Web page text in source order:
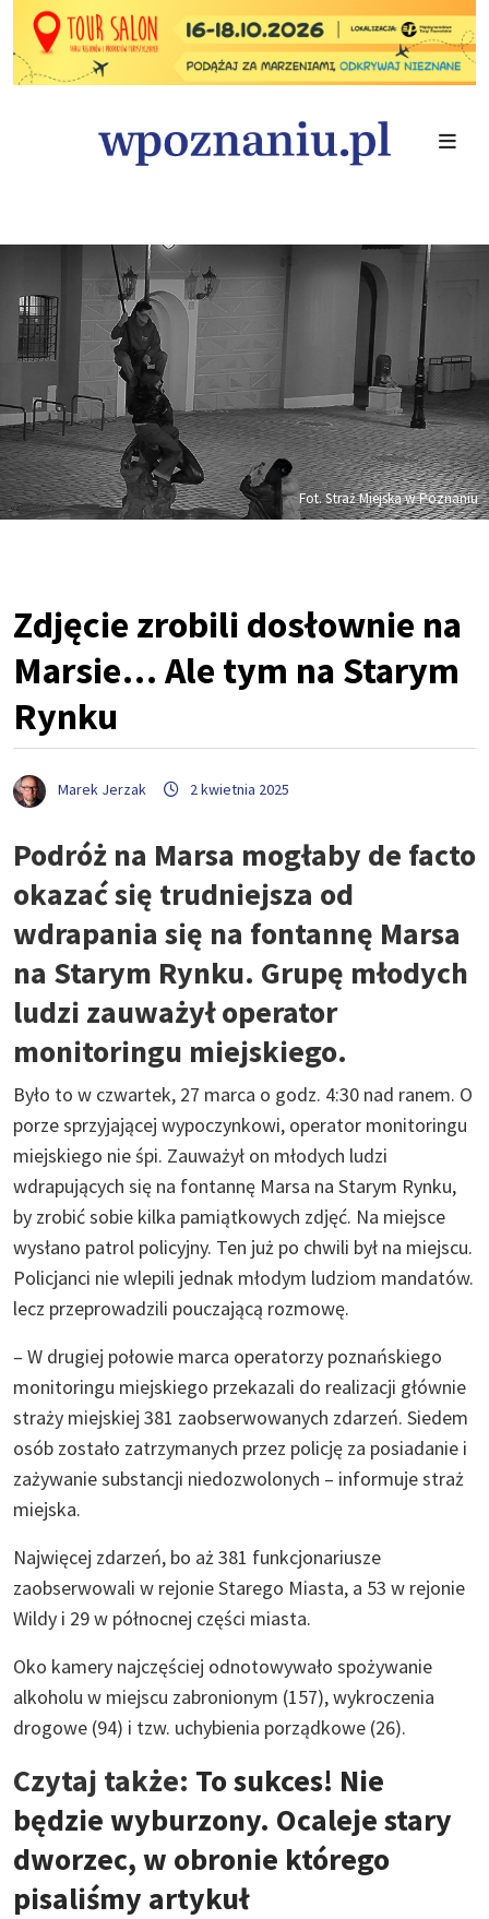
Fot. Straż Miejska w Poznaniu
Zdjęcie zrobili dosłownie na
Marsie… Ale tym na Starym
Rynku
Marek Jerzak 2 kwietnia 2025
Podróż na Marsa mogłaby de facto
okazać się trudniejsza od
wdrapania się na fontannę Marsa
na Starym Rynku. Grupę młodych
ludzi zauważył operator
monitoringu miejskiego.
Było to w czwartek, 27 marca o godz. 4:30 nad ranem. O
porze sprzyjającej wypoczynkowi, operator monitoringu
miejskiego nie śpi. Zauważył on młodych ludzi
wdrapujących się na fontannę Marsa na Starym Rynku,
by zrobić sobie kilka pamiątkowych zdjęć. Na miejsce
wysłano patrol policyjny. Ten już po chwili był na miejscu.
Policjanci nie wlepili jednak młodym ludziom mandatów.
lecz przeprowadzili pouczającą rozmowę.
– W drugiej połowie marca operatorzy poznańskiego
monitoringu miejskiego przekazali do realizacji głównie
straży miejskiej 381 zaobserwowanych zdarzeń. Siedem
osób zostało zatrzymanych przez policję za posiadanie i
zażywanie substancji niedozwolonych – informuje straż
miejska.
Najwięcej zdarzeń, bo aż 381 funkcjonariusze
zaobserwowali w rejonie Starego Miasta, a 53 w rejonie
Wildy i 29 w północnej części miasta.
Oko kamery najczęściej odnotowywało spożywanie
alkoholu w miejscu zabronionym (157), wykroczenia
drogowe (94) i tzw. uchybienia porządkowe (26).
Czytaj także: To sukces! Nie
będzie wyburzony. Ocaleje stary
dworzec, w obronie którego
pisaliśmy artykuł